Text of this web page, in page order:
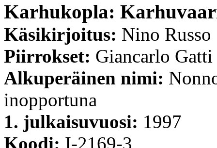
Karhukopla:
Käsikirjoitus: Nino Russo
Piirrokset: Giancarlo Gatti
Alkuperäinen nimi:
inopportuna
1. julkaisuvuosi: 1997
Koodi: I-2169-3